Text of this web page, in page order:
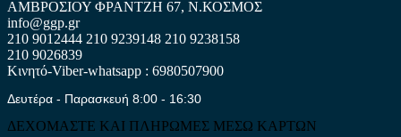
ΑΜΒΡΟΣΙΟΥ ΦΡΑΝΤΖΗ 67, Ν.ΚΟΣΜΟΣ
info@ggp.gr
210 9012444 210 9239148 210 9238158
210 9026839
Κινητό-Viber-whatsapp : 6980507900
Δευτέρα - Παρασκευή 8:00 - 16:30
ΔΕΧΟΜΑΣΤΕ ΚΑΙ ΠΛΗΡΩΜΕΣ ΜΕΣΩ ΚΑΡΤΩΝ